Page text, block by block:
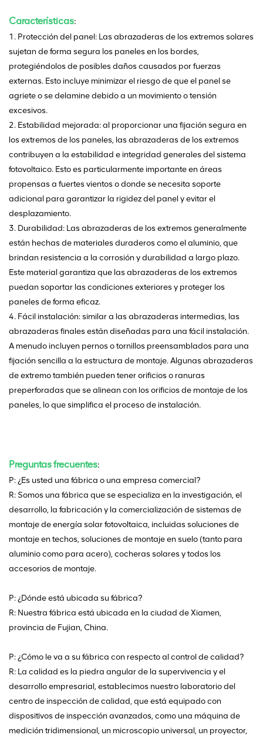
Características:
1. Protección del panel: Las abrazaderas de los extremos solares
sujetan de forma segura los paneles en los bordes,
protegiéndolos de posibles daños causados por fuerzas
externas. Esto incluye minimizar el riesgo de que el panel se
agriete o se delamine debido a un movimiento o tensión
excesivos.
2. Estabilidad mejorada: al proporcionar una fijación segura en
los extremos de los paneles, las abrazaderas de los extremos
contribuyen a la estabilidad e integridad generales del sistema
fotovoltaico. Esto es particularmente importante en áreas
propensas a fuertes vientos o donde se necesita soporte
adicional para garantizar la rigidez del panel y evitar el
desplazamiento.
3. Durabilidad: Las abrazaderas de los extremos generalmente
están hechas de materiales duraderos como el aluminio, que
brindan resistencia a la corrosión y durabilidad a largo plazo.
Este material garantiza que las abrazaderas de los extremos
puedan soportar las condiciones exteriores y proteger los
paneles de forma eficaz.
4. Fácil instalación: similar a las abrazaderas intermedias, las
abrazaderas finales están diseñadas para una fácil instalación.
A menudo incluyen pernos o tornillos preensamblados para una
fijación sencilla a la estructura de montaje. Algunas abrazaderas
de extremo también pueden tener orificios o ranuras
preperforadas que se alinean con los orificios de montaje de los
paneles, lo que simplifica el proceso de instalación.
Preguntas frecuentes:
P: ¿Es usted una fábrica o una empresa comercial?
R: Somos una fábrica que se especializa en la investigación, el
desarrollo, la fabricación y la comercialización de sistemas de
montaje de energía solar fotovoltaica, incluidas soluciones de
montaje en techos, soluciones de montaje en suelo (tanto para
aluminio como para acero), cocheras solares y todos los
accesorios de montaje.
P: ¿Dónde está ubicada su fábrica?
R: Nuestra fábrica está ubicada en la ciudad de Xiamen,
provincia de Fujian, China.
P: ¿Cómo le va a su fábrica con respecto al control de calidad?
R: La calidad es la piedra angular de la supervivencia y el
desarrollo empresarial, establecimos nuestro laboratorio del
centro de inspección de calidad, que está equipado con
dispositivos de inspección avanzados, como una máquina de
medición tridimensional, un microscopio universal, un proyector,